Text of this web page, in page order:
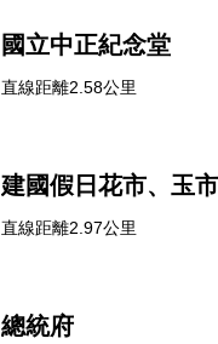
國立中正紀念堂
直線距離2.58公里
建國假日花市、玉市
直線距離2.97公里
總統府